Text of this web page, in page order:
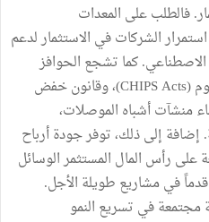
فالطلب على المعدات
الشركات في الاستثمار لدعم
الاصطناعي. كما تشجع الحوافز
السياسية، مثل قانون الرقائق والعلوم (CHIPS Acts)، وقانون خفض
منشآت أشباه الموصلات،
إضافة إلى ذلك، توفر جودة أرباح
على رأس المال المستثمر الوسائل
في مشاريع طويلة الأجل.
مجتمعة في تسريع النمو